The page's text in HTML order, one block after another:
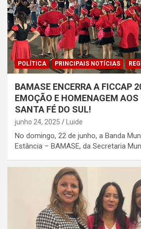
POLÍTICA PRINCIPAIS NOTÍCIAS
BAMASE ENCERRA A FICCAP
EMOÇÃO E HOMENAGEM AOS
SANTA FÉ DO SUL!
junho 24, 2025 Luide
No domingo, 22 de junho, a Banda
Estância – BAMASE, da Secretaria